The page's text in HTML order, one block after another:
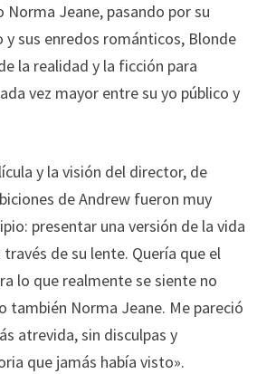
Jeane, pasando por su
y sus enredos románticos, Blonde
la realidad y la ficción para
vez mayor entre su yo público y
y la visión del director, de
de Andrew fueron muy
presentar una versión de la vida
de su lente. Quería que el
lo que realmente se siente no
también Norma Jeane. Me pareció
atrevida, sin disculpas y
que jamás había visto».